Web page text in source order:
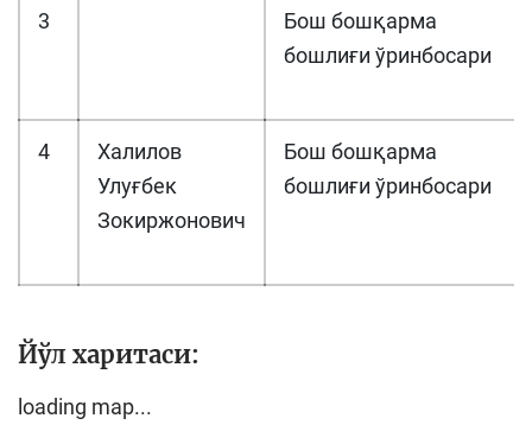
3
Бош бошқарма
бошлиғи ўринбосари
4
Халилов
Улуғбек
Зокиржонович
Бош бошқарма
бошлиғи ўринбосари
Йўл харитаси:
loading map...